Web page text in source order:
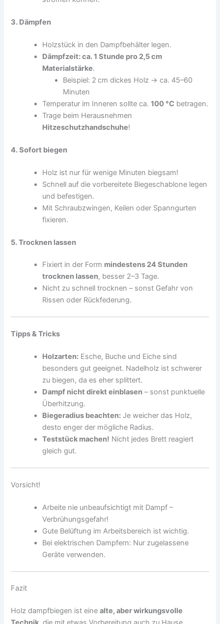
3. Dämpfen
Holzstück in den Dampfbehälter legen.
Dämpfzeit: ca. 1 Stunde pro 2,5 cm
Materialstärke.
Beispiel: 2 cm dickes Holz → ca. 45–60
Minuten
Temperatur im Inneren sollte ca.100 °C betragen.
Trage beim Herausnehmen
Hitzeschutzhandschuhe!
4. Sofort biegen
Holz ist nur für wenige Minuten biegsam!
Schnell auf die vorbereitete Biegeschablone legen
und befestigen.
Mit Schraubzwingen, Keilen oder Spanngurten
fixieren.
5. Trocknen lassen
Fixiert in der Form mindestens 24 Stunden
trocknen lassen, besser 2–3 Tage.
Nicht zu schnell trocknen – sonst Gefahr von
Rissen oder Rückfederung.
Tipps & Tricks
Holzarten: Esche, Buche und Eiche sind
besonders gut geeignet. Nadelholz ist schwerer
zu biegen, da es eher splittert.
Dampf nicht direkt einblasen – sonst punktuelle
Überhitzung.
Biegeradius beachten: Je weicher das Holz,
desto enger der mögliche Radius.
Teststück machen! Nicht jedes Brett reagiert
gleich gut.
Vorsicht!
Arbeite nie unbeaufsichtigt mit Dampf –
Verbrühungsgefahr!
Gute Belüftung im Arbeitsbereich ist wichtig.
Bei elektrischen Dampfern: Nur zugelassene
Geräte verwenden.
Fazit
Holz dampfbiegen ist einealte, aber wirkungsvolle